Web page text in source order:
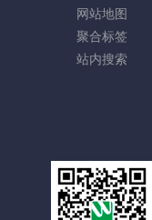
网站地图
聚合标签
站内搜索